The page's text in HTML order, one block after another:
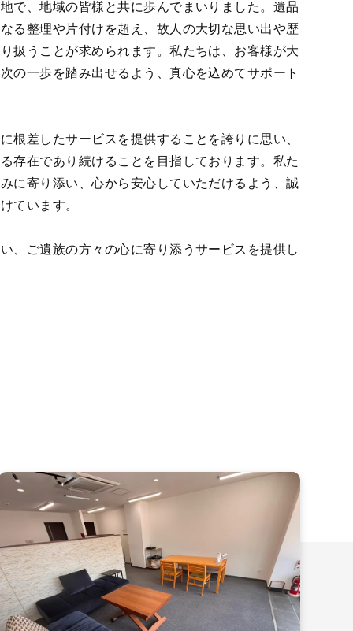
で、地域の皆様と共に歩んでまいりました。遺品
る整理や片付けを超え、故人の大切な思い出や歴
扱うことが求められます。私たちは、お客様が大
の一歩を踏み出せるよう、真心を込めてサポート
根差したサービスを提供することを誇りに思い、
存在であり続けることを目指しております。私た
に寄り添い、心から安心していただけるよう、誠
ています。
、ご遺族の方々の心に寄り添うサービスを提供し